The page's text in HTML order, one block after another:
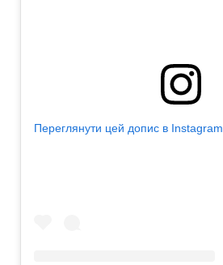
Переглянути цей допис в Instagram